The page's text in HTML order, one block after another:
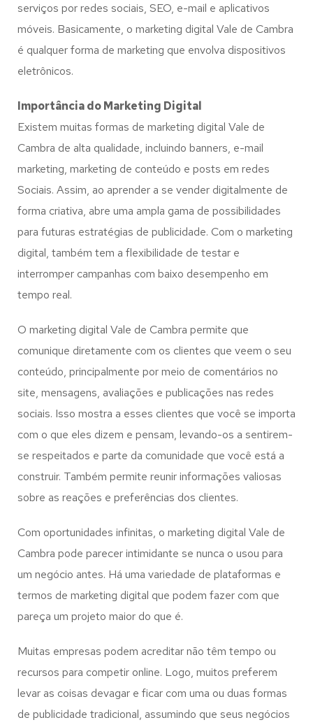
serviços por redes sociais, SEO, e-mail e aplicativos
móveis. Basicamente, o marketing digital Vale de Cambra
é qualquer forma de marketing que envolva dispositivos
eletrônicos.
Importância do Marketing Digital
Existem muitas formas de marketing digital Vale de
Cambra de alta qualidade, incluindo banners, e-mail
marketing, marketing de conteúdo e posts em redes
Sociais. Assim, ao aprender a se vender digitalmente de
forma criativa, abre uma ampla gama de possibilidades
para futuras estratégias de publicidade. Com o marketing
digital, também tem a flexibilidade de testar e
interromper campanhas com baixo desempenho em
tempo real.
O marketing digital Vale de Cambra permite que
comunique diretamente com os clientes que veem o seu
conteúdo, principalmente por meio de comentários no
site, mensagens, avaliações e publicações nas redes
sociais. Isso mostra a esses clientes que você se importa
com o que eles dizem e pensam, levando-os a sentirem-
se respeitados e parte da comunidade que você está a
construir. Também permite reunir informações valiosas
sobre as reações e preferências dos clientes.
Com oportunidades infinitas, o marketing digital Vale de
Cambra pode parecer intimidante se nunca o usou para
um negócio antes. Há uma variedade de plataformas e
termos de marketing digital que podem fazer com que
pareça um projeto maior do que é.
Muitas empresas podem acreditar não têm tempo ou
recursos para competir online. Logo, muitos preferem
levar as coisas devagar e ficar com uma ou duas formas
de publicidade tradicional, assumindo que seus negócios